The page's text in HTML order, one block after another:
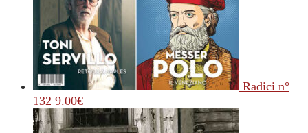
Radici n°
132 9.00€